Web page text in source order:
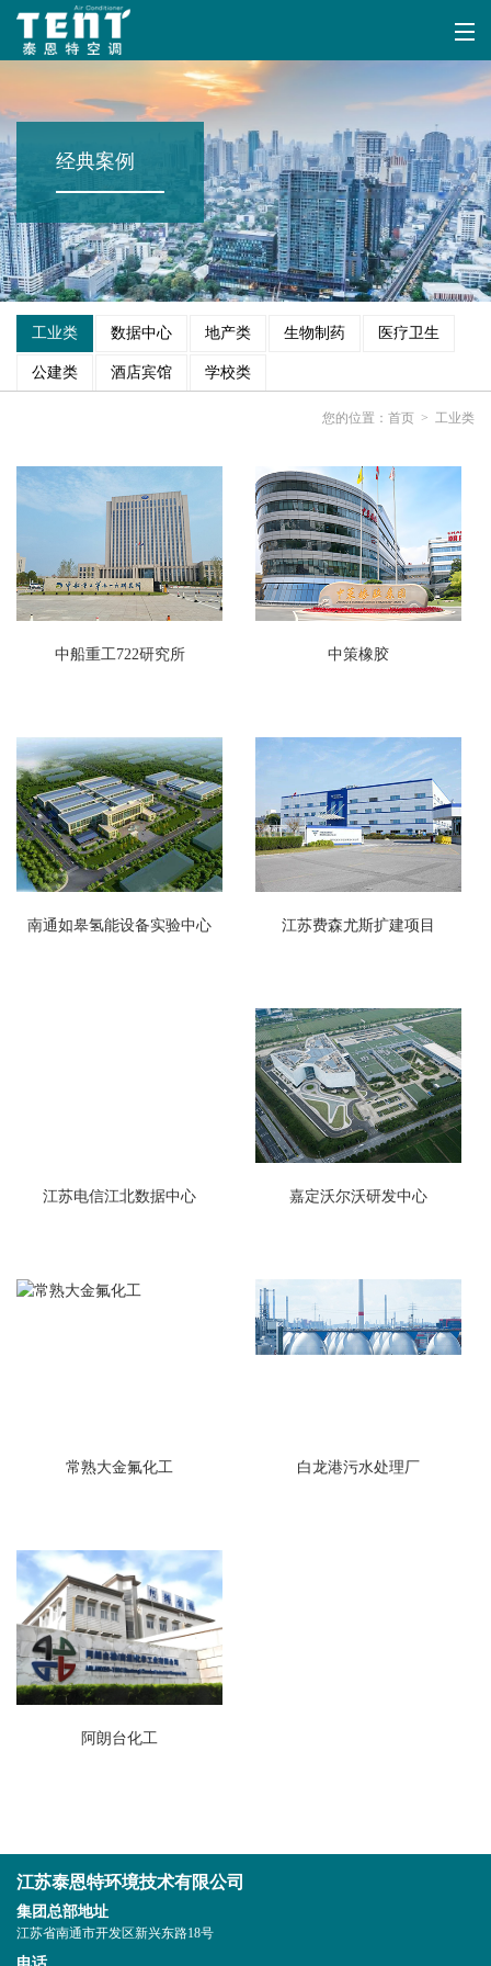
经典案例
工业类 数据中心 地产类 生物制药 医疗卫生
公建类 酒店宾馆 学校类
您的位置： 首页 > 工业类
中船重工722研究所 中策橡胶
南通如皋氢能设备实验中心 江苏费森尤斯扩建项目
江苏电信江北数据中心 嘉定沃尔沃研发中心
常熟大金氟化工 白龙港污水处理厂
阿朗台化工
江苏泰恩特环境技术有限公司
集团总部地址
江苏省南通市开发区新兴东路18号